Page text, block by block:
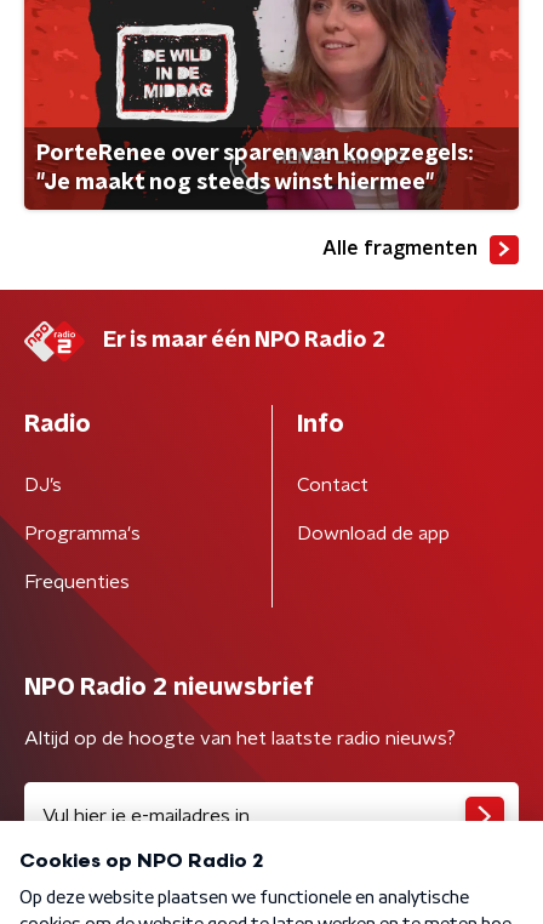
PorteRenee over sparen van koopzegels:
"Je maakt nog steeds winst hiermee"
Alle fragmenten
Er is maar één NPO Radio 2
Radio
DJ’s
Programma's
Frequenties
Info
Contact
Download de app
NPO Radio 2 nieuwsbrief
Altijd op de hoogte van het laatste radio nieuws?